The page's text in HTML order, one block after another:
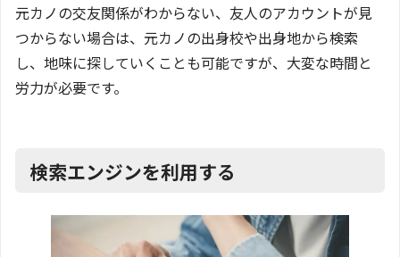
元カノの交友関係がわからない、友人のアカウントが見
つからない場合は、元カノの出身校や出身地から検索
し、地味に探していくことも可能ですが、大変な時間と
労力が必要です。
検索エンジンを利用する